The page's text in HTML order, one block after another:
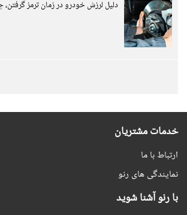
دلیل لرزش خودرو در زمان ترمز
خدمات مشتریان
ارتباط با ما
نمایندگی های رنو
با رنو آشنا شوید